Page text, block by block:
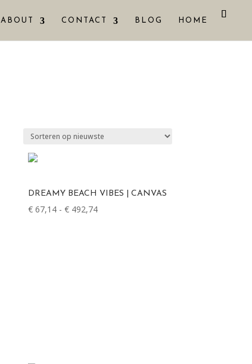
ABOUT CONTACT BLOG HOME
DREAMY BEACH VIBES | CANVAS
€ 67,14 - € 492,74